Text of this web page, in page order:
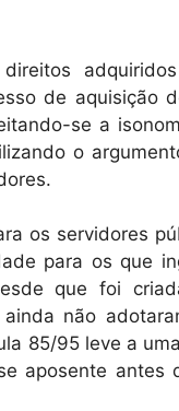
de aquisição
se a
o
os servidores
para os que
que foi
não
85/95 leve a
aposente antes